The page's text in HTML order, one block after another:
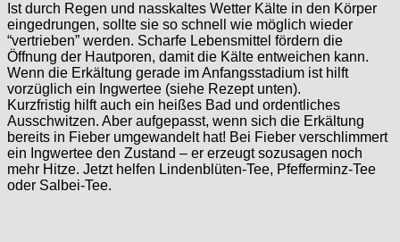
Ist durch Regen und nasskaltes Wetter Kälte in den Körper
eingedrungen, sollte sie so schnell wie möglich wieder
“vertrieben” werden. Scharfe Lebensmittel fördern die
Öffnung der Hautporen, damit die Kälte entweichen kann.
Wenn die Erkältung gerade im Anfangsstadium ist hilft
vorzüglich ein Ingwertee (siehe Rezept unten).
Kurzfristig hilft auch ein heißes Bad und ordentliches
Ausschwitzen. Aber aufgepasst, wenn sich die Erkältung
bereits in Fieber umgewandelt hat! Bei Fieber verschlimmert
ein Ingwertee den Zustand – er erzeugt sozusagen noch
mehr Hitze. Jetzt helfen Lindenblüten-Tee, Pfefferminz-Tee
oder Salbei-Tee.